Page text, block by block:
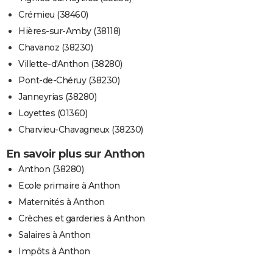
Crémieu (38460)
Hières-sur-Amby (38118)
Chavanoz (38230)
Villette-d'Anthon (38280)
Pont-de-Chéruy (38230)
Janneyrias (38280)
Loyettes (01360)
Charvieu-Chavagneux (38230)
En savoir plus sur Anthon
Anthon (38280)
Ecole primaire à Anthon
Maternités à Anthon
Crèches et garderies à Anthon
Salaires à Anthon
Impôts à Anthon